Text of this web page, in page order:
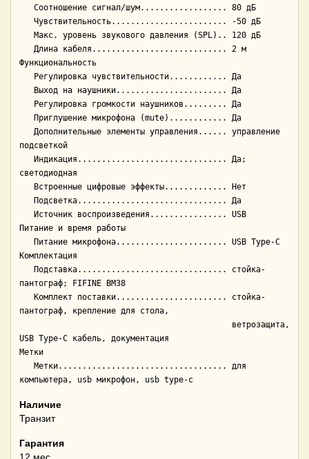
Функциональность
подсветкой
светодиодная
Питание и время работы
Комплектация
пантограф; FIFINE BM38
пантограф, крепление для стола,
USB Type-C кабель, документация
Метки
Наличие
Транзит
Гарантия